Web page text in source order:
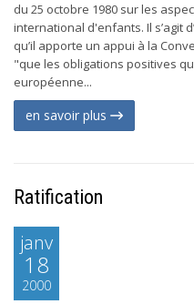
du 25 octobre 1980 sur les
international d'enfants. Il s’agit
qu’il apporte un appui à la
"que les obligations positives
européenne...
en savoir plus
Ratification
janv
18
2000